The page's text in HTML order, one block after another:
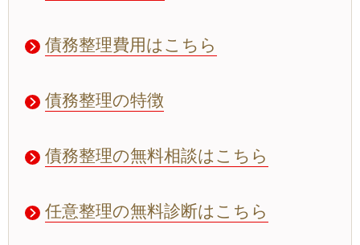
債務整理費用はこちら
債務整理の特徴
債務整理の無料相談はこちら
任意整理の無料診断はこちら